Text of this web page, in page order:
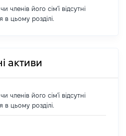
членів його сім'ї відсутні
в цьому розділі.
активи
членів його сім'ї відсутні
в цьому розділі.